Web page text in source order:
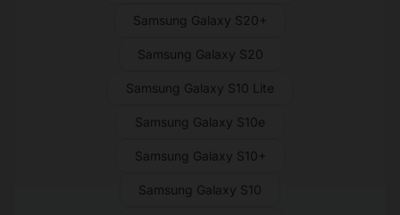
Samsung Galaxy S20+
Samsung Galaxy S20
Samsung Galaxy S10 Lite
Samsung Galaxy S10e
Samsung Galaxy S10+
Samsung Galaxy S10